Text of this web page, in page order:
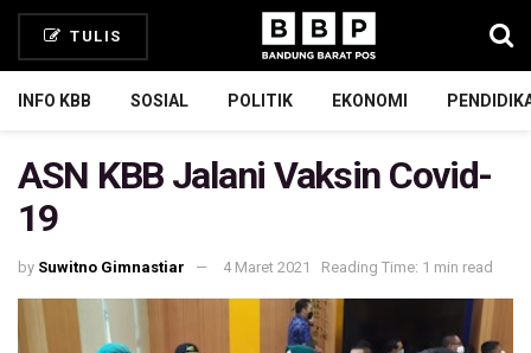
TULIS
INFO KBB SOSIAL POLITIK EKONOMI
ASN KBB Jalani Vaksin Covid-
19
by Suwitno Gimnastiar 4 Maret 2021 Reading Time: 1 min read